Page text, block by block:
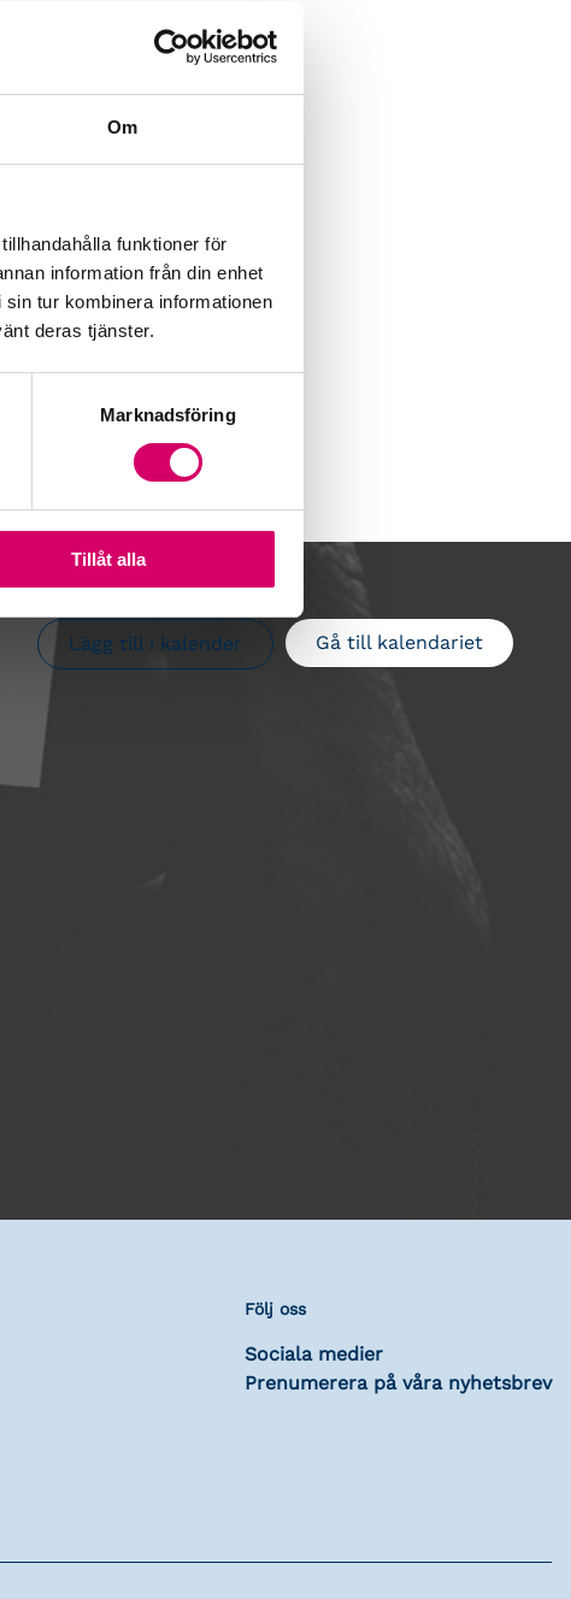
Om
funktioner för
information från din enhet
tur kombinera informationen
deras tjänster.
Marknadsföring
Tillåt alla
Gå till kalendariet
Lägg till i kalender
Följ oss
Sociala medier
Prenumerera på våra nyhetsbrev